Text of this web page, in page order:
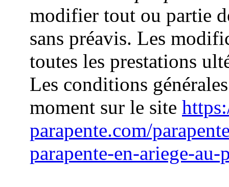
modifier tout ou partie
sans préavis. Les
toutes les prestations
Les conditions
moment sur le site
parapente.com/
parapente-en-ariege-